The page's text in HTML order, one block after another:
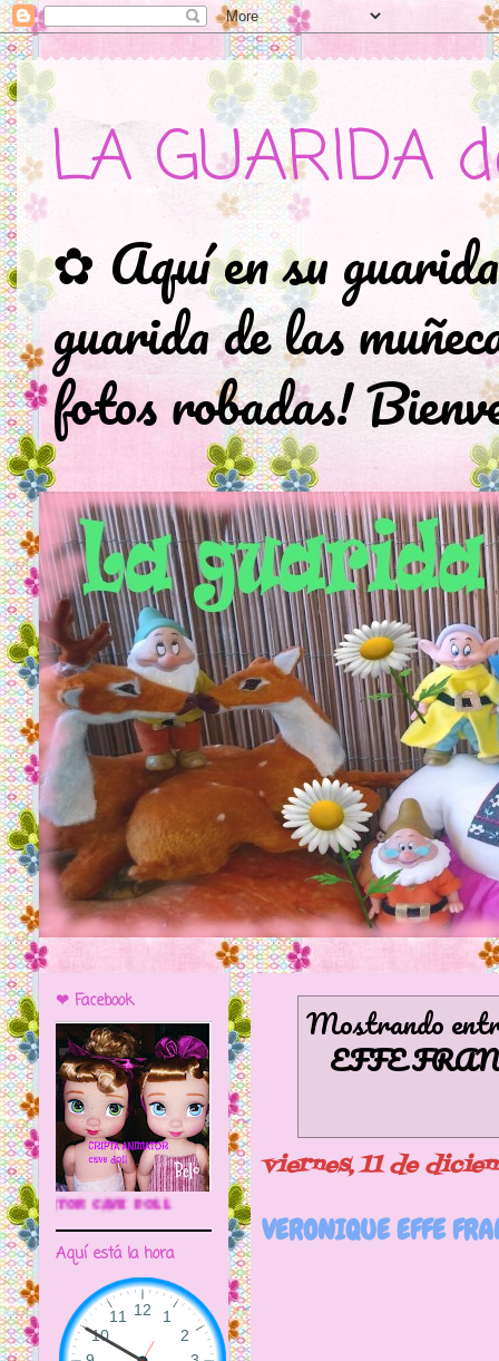
LA GUARIDA
✿ Aquí en su
guarida de las
fotos robadas!
Mostrando
EFFE
viernes, 11 de
VERONIQUE EFFE
❤ Facebook
🌼CRIPTA ANIMATOR CAVE DOLL
Aquí está la hora